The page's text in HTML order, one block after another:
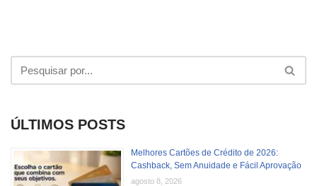
ÚLTIMOS POSTS
Melhores Cartões de Crédito de 2026:
Cashback, Sem Anuidade e Fácil Aprovação
agosto 8, 2026